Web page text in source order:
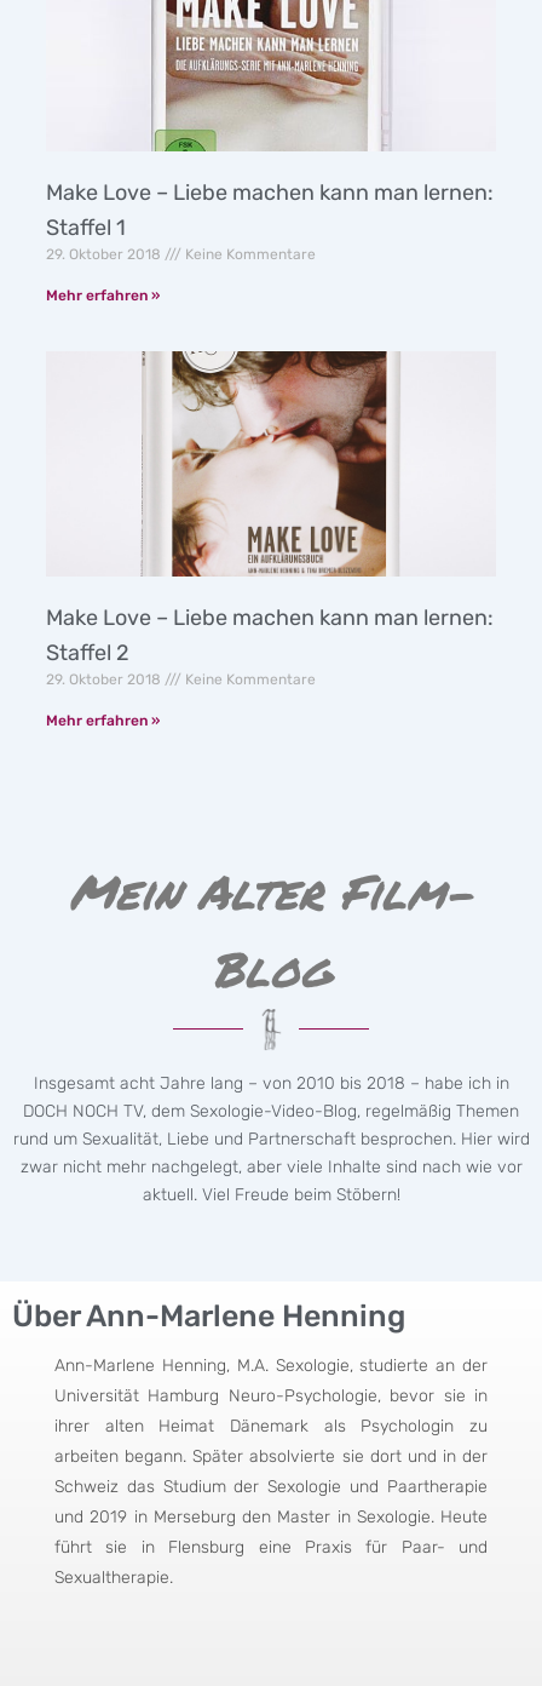
Make Love – Liebe machen kann man lernen:
Staffel 1
29. Oktober 2018 Keine Kommentare
Mehr erfahren »
Make Love – Liebe machen kann man lernen:
Staffel 2
29. Oktober 2018 Keine Kommentare
Mehr erfahren »
Mein Alter Film-
Blog
Insgesamt acht Jahre lang – von 2010 bis 2018 – habe ich in
DOCH NOCH TV, dem Sexologie-Video-Blog, regelmäßig Themen
rund um Sexualität, Liebe und Partnerschaft besprochen. Hier wird
zwar nicht mehr nachgelegt, aber viele Inhalte sind nach wie vor
aktuell. Viel Freude beim Stöbern!
Über Ann-Marlene Henning
Ann-Marlene Henning, M.A. Sexologie, studierte an der
Universität Hamburg Neuro-Psychologie, bevor sie in
ihrer alten Heimat Dänemark als Psychologin zu
arbeiten begann. Später absolvierte sie dort und in der
Schweiz das Studium der Sexologie und Paartherapie
und 2019 in Merseburg den Master in Sexologie. Heute
führt sie in Flensburg eine Praxis für Paar- und
Sexualtherapie.